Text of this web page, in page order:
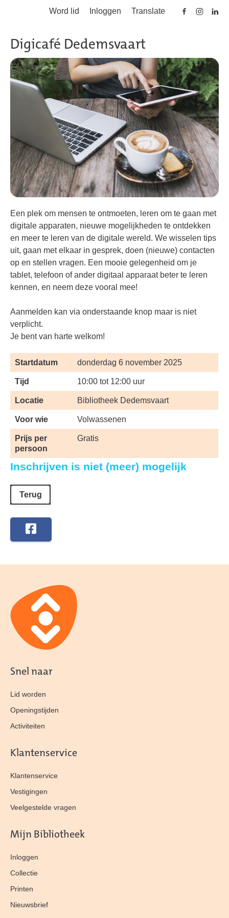
Word lid Inloggen Translate
Digicafé Dedemsvaart
Een plek om mensen te ontmoeten, leren om te gaan met
digitale apparaten, nieuwe mogelijkheden te ontdekken
en meer te leren van de digitale wereld. We wisselen tips
uit, gaan met elkaar in gesprek, doen (nieuwe) contacten
op en stellen vragen. Een mooie gelegenheid om je
tablet, telefoon of ander digitaal apparaat beter te leren
kennen, en neem deze vooral mee!
Aanmelden kan via onderstaande knop maar is niet
verplicht.
Je bent van harte welkom!
Startdatum donderdag 6 november 2025
Tijd 10:00 tot 12:00 uur
Locatie Bibliotheek Dedemsvaart
Voor wie Volwassenen
Prijs per
persoon
Gratis
Inschrijven is niet (meer) mogelijk
Terug
Snel naar
Lid worden
Openingstijden
Activiteiten
Klantenservice
Klantenservice
Vestigingen
Veelgestelde vragen
Mijn Bibliotheek
Inloggen
Collectie
Printen
Nieuwsbrief